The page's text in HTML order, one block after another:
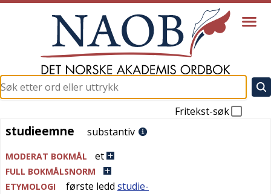
Fritekst-søk
studieemne
studieemne substantiv
MODERAT BOKMÅL et
FULL BOKMÅLSNORM
ETYMOLOGI
første ledd studie-